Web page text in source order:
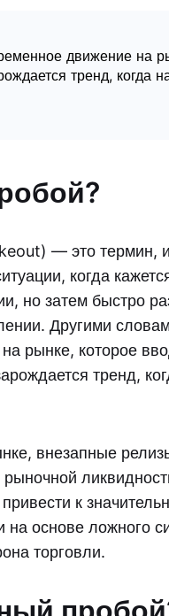
движение на
тренд, когда
— это термин,
когда
но затем быстро
Другими
рынке, которое
тренд,
внезапные
к
основе ложного
торговли.